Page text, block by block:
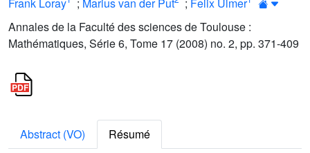
Annales de la Faculté des sciences de Toulouse :
Mathématiques, Série 6, Tome 17 (2008) no. 2, pp. 371-409
Abstract (VO)
Résumé